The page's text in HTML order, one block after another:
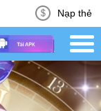
Nạp thẻ